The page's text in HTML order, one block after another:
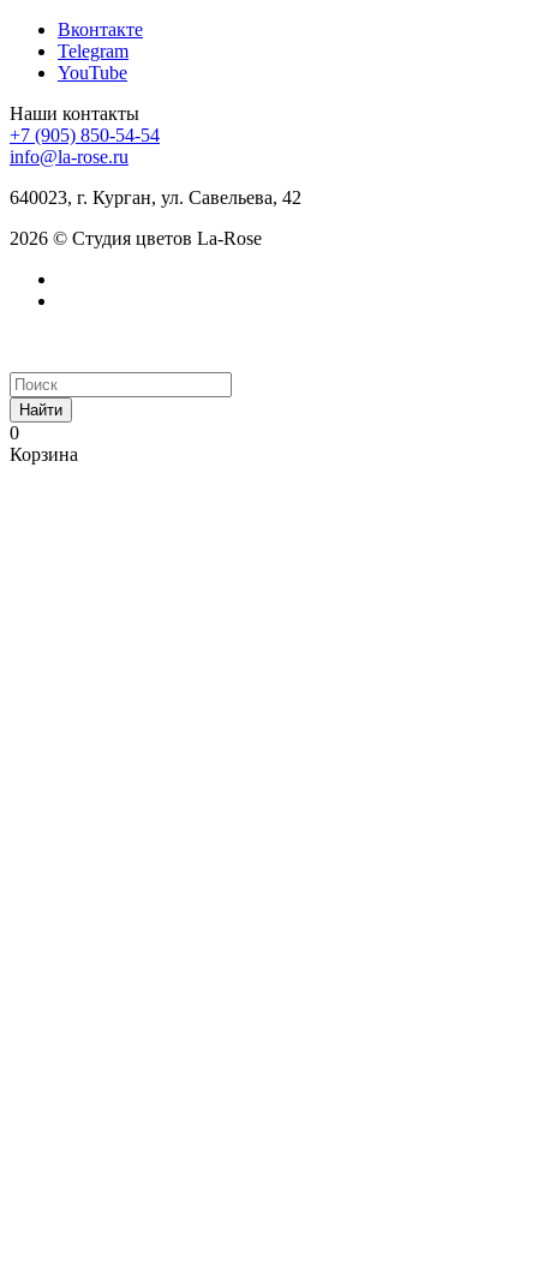
Вконтакте
Telegram
YouTube
Наши контакты
+7 (905) 850-54-54
info@la-rose.ru
640023, г. Курган, ул. Савельева, 42
2026 © Студия цветов La-Rose
Найти
0
Корзина